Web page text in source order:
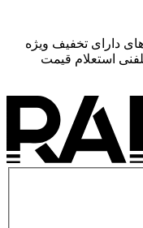
دارای تخفیف ویژه
استعلام قیمت